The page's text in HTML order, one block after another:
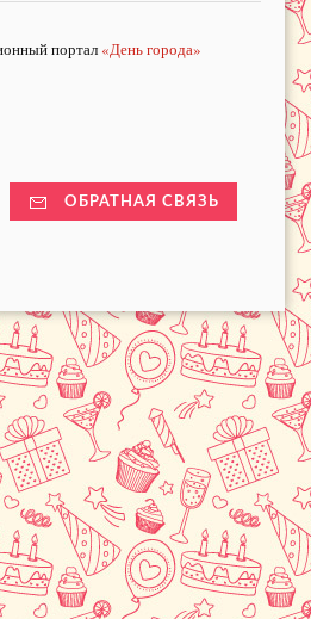
портал «День города»
ОБРАТНАЯ СВЯЗЬ